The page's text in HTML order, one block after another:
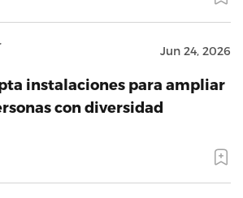
Jun 24, 2026
instalaciones para ampliar
con diversidad